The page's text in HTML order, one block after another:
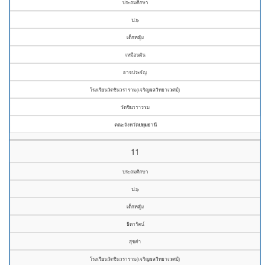
ประถมศึกษา
ป.๖
เด็กหญิง
เหมือนฝัน
อาจประจัญ
โรงเรียนวัดชินวราราม(เจริญผลวิทยาเวศม์)
วัดชินวราราม
คณะจังหวัดปทุมธานี
11
ประถมศึกษา
ป.๖
เด็กหญิง
ธิดารัตน์
สุขคำ
โรงเรียนวัดชินวราราม(เจริญผลวิทยาเวศม์)